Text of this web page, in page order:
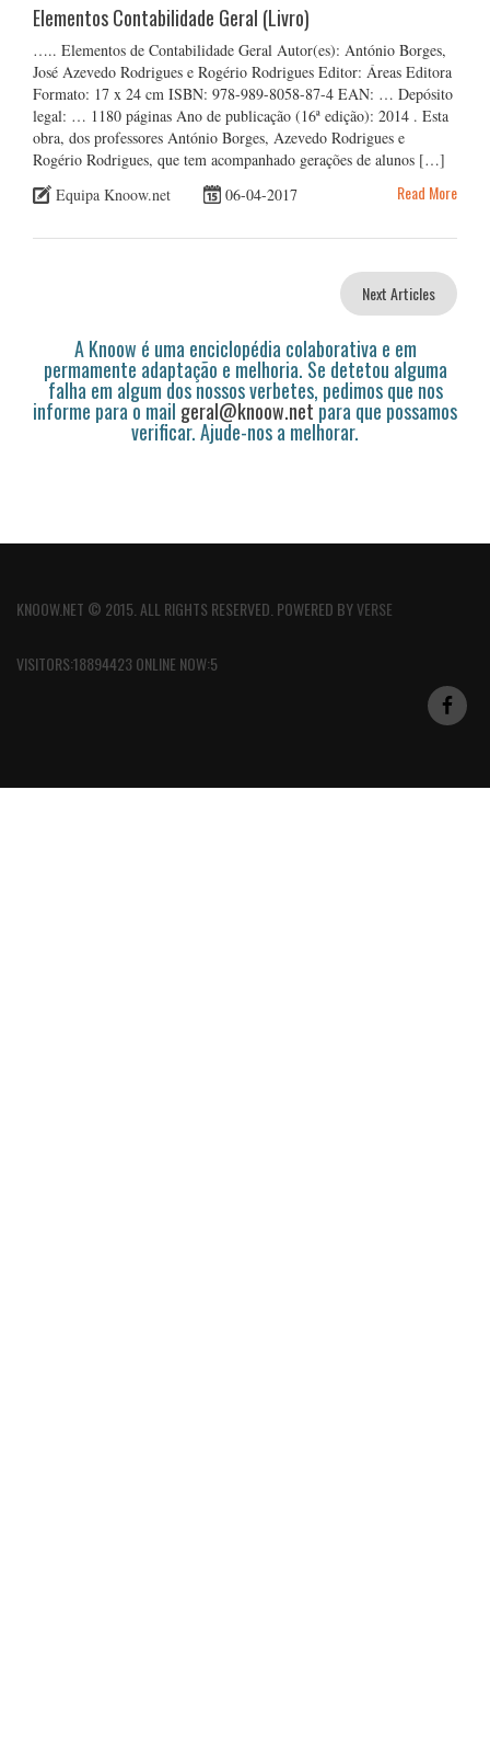
Elementos Contabilidade Geral (Livro)
….. Elementos de Contabilidade Geral Autor(es): António Borges,
José Azevedo Rodrigues e Rogério Rodrigues Editor: Áreas Editora
Formato: 17 x 24 cm ISBN: 978-989-8058-87-4 EAN: … Depósito
legal: … 1180 páginas Ano de publicação (16ª edição): 2014 . Esta
obra, dos professores António Borges, Azevedo Rodrigues e
Rogério Rodrigues, que tem acompanhado gerações de alunos […]
Equipa Knoow.net
06-04-2017 Read More
Next Articles
A Knoow é uma enciclopédia colaborativa e em
permamente adaptação e melhoria. Se detetou alguma
falha em algum dos nossos verbetes, pedimos que nos
informe para o mail geral@knoow.netpara que possamos
verificar. Ajude-nos a melhorar.
KNOOW.NET © 2015. ALL RIGHTS RESERVED. POWERED BYVERSE
VISITORS:18894423 ONLINE NOW:5